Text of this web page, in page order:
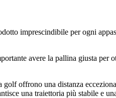
imprescindibile per ogni
avere la pallina giusta
golf offrono una distanza
una traiettoria più stabile e